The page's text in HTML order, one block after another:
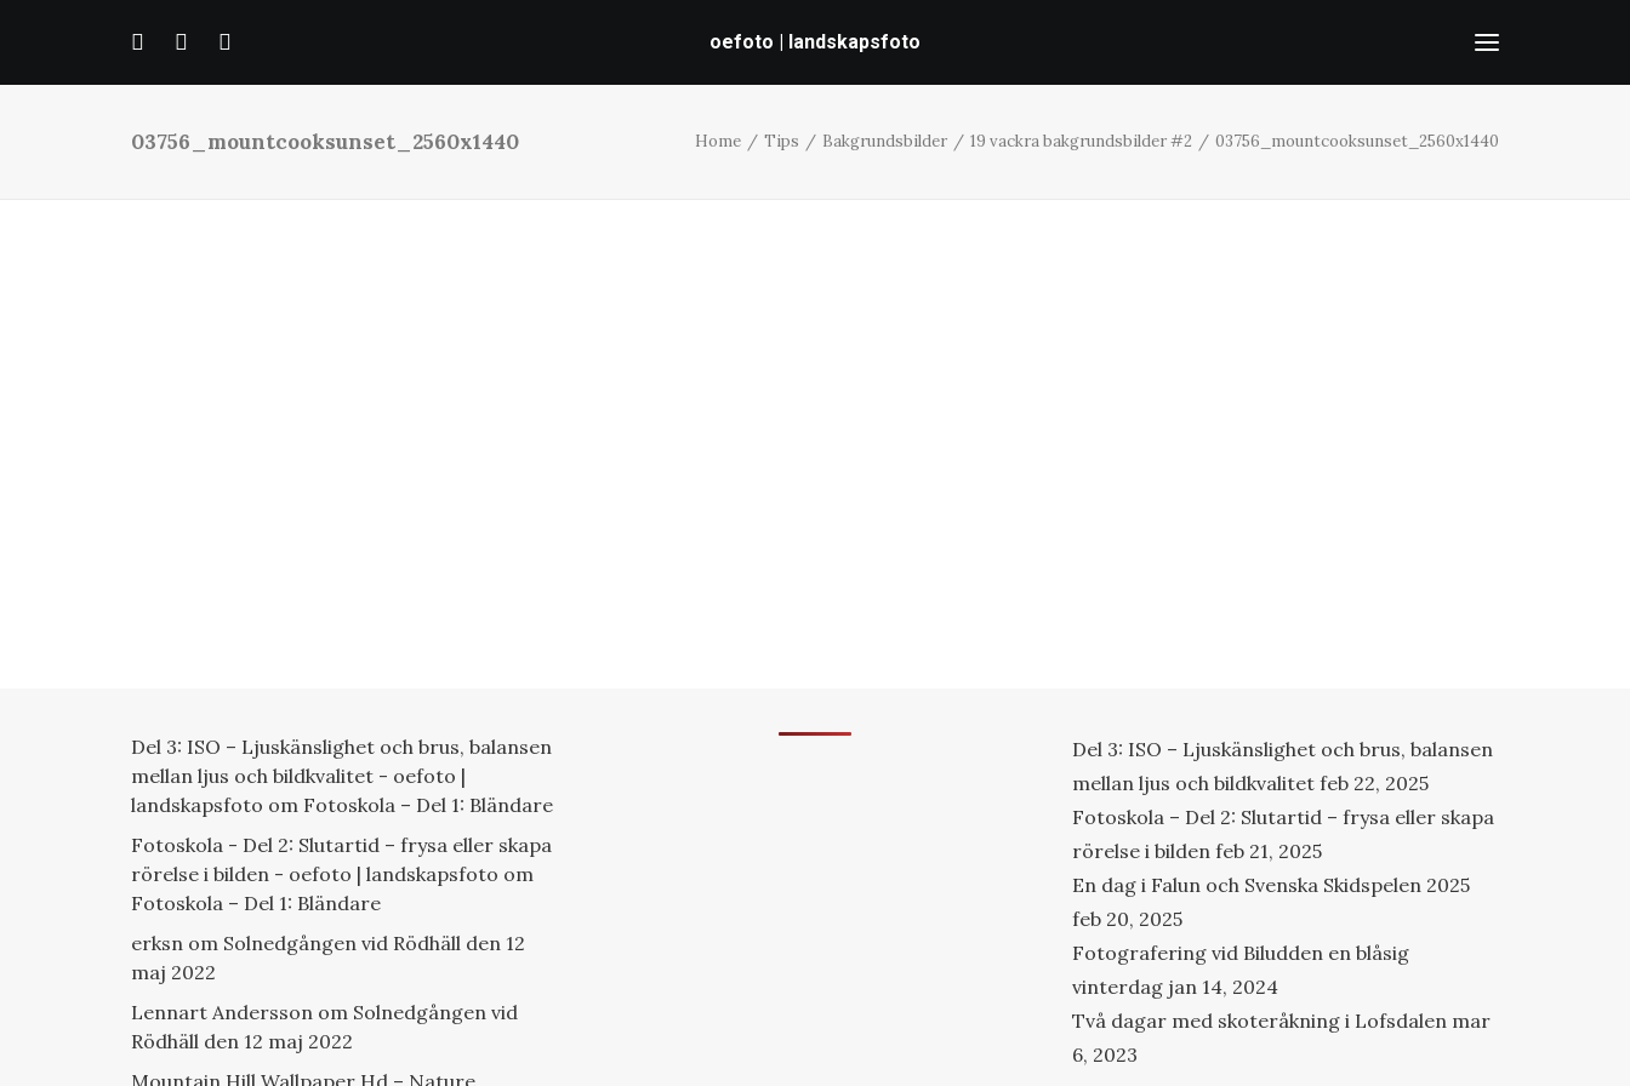
oefoto | landskapsfoto
03756_mountcooksunset_2560x1440 Home Tips Bakgrundsbilder 19 vackra bakgrundsbilder #2 03756_mountcooksunset_2560x1440
Del 3: ISO – Ljuskänslighet och brus, balansen
mellan ljus och bildkvalitet - oefoto |
landskapsfoto om Fotoskola – Del 1: Bländare
Fotoskola - Del 2: Slutartid – frysa eller skapa
rörelse i bilden - oefoto | landskapsfoto om
Fotoskola – Del 1: Bländare
erksn om Solnedgången vid Rödhäll den 12
maj 2022
Lennart Andersson om Solnedgången vid
Rödhäll den 12 maj 2022
Mountain Hill Wallpaper Hd – Nature
Del 3: ISO – Ljuskänslighet och brus, balansen
mellan ljus och bildkvalitet feb 22, 2025
Fotoskola – Del 2: Slutartid – frysa eller skapa
rörelse i bilden feb 21, 2025
En dag i Falun och Svenska Skidspelen 2025
feb 20, 2025
Fotografering vid Biludden en blåsig
vinterdag jan 14, 2024
Två dagar med skoteråkning i Lofsdalen mar
6, 2023